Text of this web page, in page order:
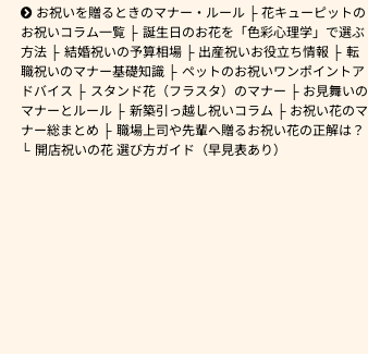
お祝いを贈るときのマナー・ルール
花キューピットの
お祝いコラム一覧
誕生日のお花を「色彩心理学」で選ぶ
方法
結婚祝いの予算相場 出産祝いお役立ち情報
転
職祝いのマナー基礎知識
ペットのお祝いワンポイントア
ドバイス
スタンド花（フラスタ）のマナー
お見舞いの
マナーとルール
新築引っ越し祝いコラム
お祝い花のマ
ナー総まとめ
職場上司や先輩へ贈るお祝い花の正解は？
開店祝いの花 選び方ガイド（早見表あり）